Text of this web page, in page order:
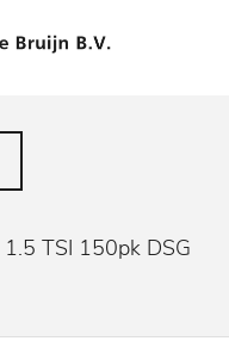
1.5 TSI 150pk DSG